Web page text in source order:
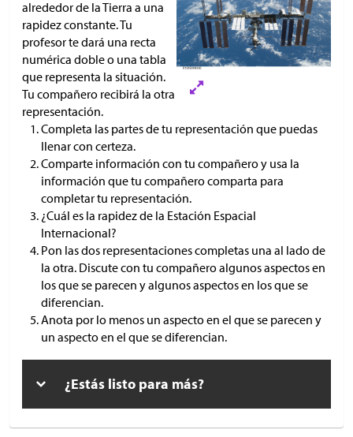
alrededor de la Tierra a una
rapidez constante. Tu
profesor te dará una recta
numérica doble o una tabla
que representa la situación.
Tu compañero recibirá la otra
representación.
Completa las partes de tu representación que puedas
llenar con certeza.
Comparte información con tu compañero y usa la
información que tu compañero comparta para
completar tu representación.
¿Cuál es la rapidez de la Estación Espacial
Internacional?
Pon las dos representaciones completas una al lado de
la otra. Discute con tu compañero algunos aspectos en
los que se parecen y algunos aspectos en los que se
diferencian.
Anota por lo menos un aspecto en el que se parecen y
un aspecto en el que se diferencian.
¿Estás listo para más?